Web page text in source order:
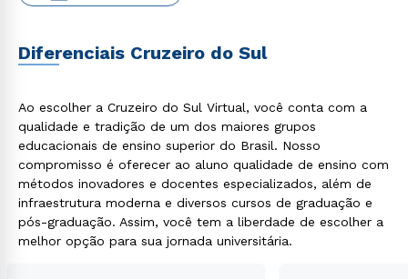
Diferenciais Cruzeiro do Sul
Ao escolher a Cruzeiro do Sul Virtual, você conta com a
qualidade e tradição de um dos maiores grupos
educacionais de ensino superior do Brasil. Nosso
compromisso é oferecer ao aluno qualidade de ensino com
métodos inovadores e docentes especializados, além de
infraestrutura moderna e diversos cursos de graduação e
pós-graduação. Assim, você tem a liberdade de escolher a
melhor opção para sua jornada universitária.